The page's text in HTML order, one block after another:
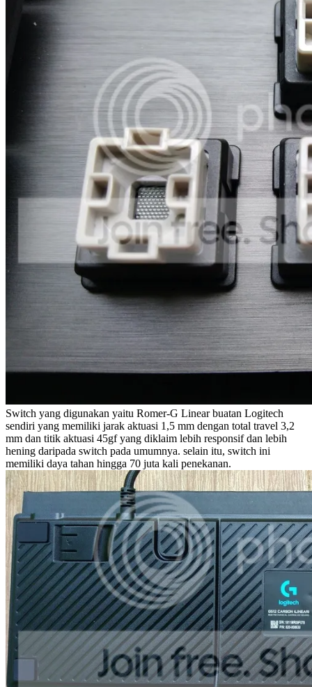
Switch yang digunakan yaitu Romer-G Linear buatan Logitech
sendiri yang memiliki jarak aktuasi 1,5 mm dengan total travel 3,2
mm dan titik aktuasi 45gf yang diklaim lebih responsif dan lebih
hening daripada switch pada umumnya. selain itu, switch ini
memiliki daya tahan hingga 70 juta kali penekanan.